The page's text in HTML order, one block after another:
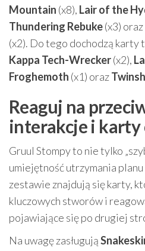
Mountain (x8), Lair of the
Thundering Rebuke(x3) oraz
(x2). Do tego dochodzą karty
Kappa Tech-Wrecker(x2),
Froghemoth (x1) oraz
Reaguj na
interakcje i karty
Gruul Stompy to nie tylko
umiejętność utrzymania
zestawie znajdują się karty,
kluczowych stworów i
pojawiające się po drugiej
Na uwagę zasługują